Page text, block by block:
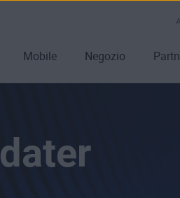
Mobile Negozio